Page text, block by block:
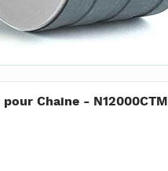
Chaine - N12000CTM